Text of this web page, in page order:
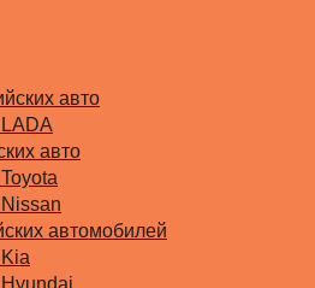
авто
авто
автомобилей